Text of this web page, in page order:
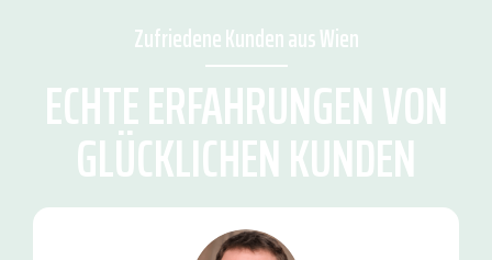
Zufriedene Kunden aus Wien
ECHTE ERFAHRUNGEN VON
GLÜCKLICHEN KUNDEN